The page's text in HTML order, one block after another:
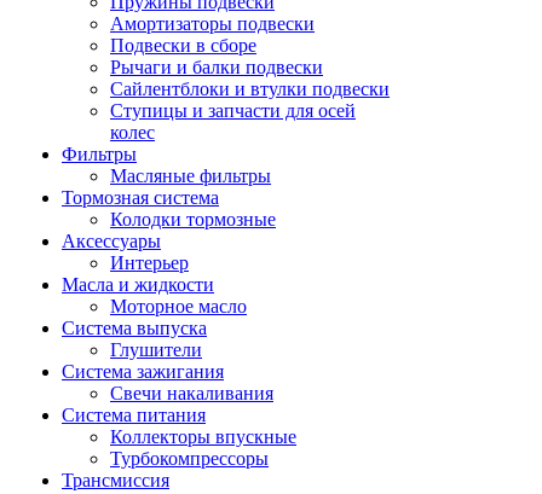
Амортизаторы подвески
Подвески в сборе
Рычаги и балки подвески
Сайлентблоки и втулки подвески
Ступицы и запчасти для осей
колес
Фильтры
Масляные фильтры
Тормозная система
Колодки тормозные
Аксессуары
Интерьер
Масла и жидкости
Моторное масло
Система выпуска
Глушители
Система зажигания
Свечи накаливания
Система питания
Коллекторы впускные
Турбокомпрессоры
Трансмиссия